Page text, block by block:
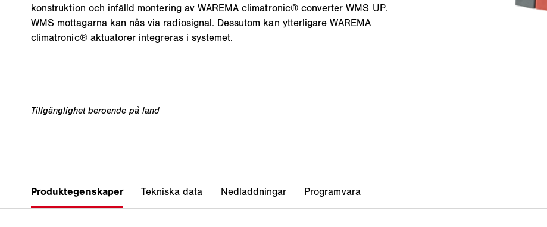
konstruktion och infälld montering av WAREMA climatronic® converter WMS UP.
WMS mottagarna kan nås via radiosignal. Dessutom kan ytterligare WAREMA
climatronic® aktuatorer integreras i systemet.